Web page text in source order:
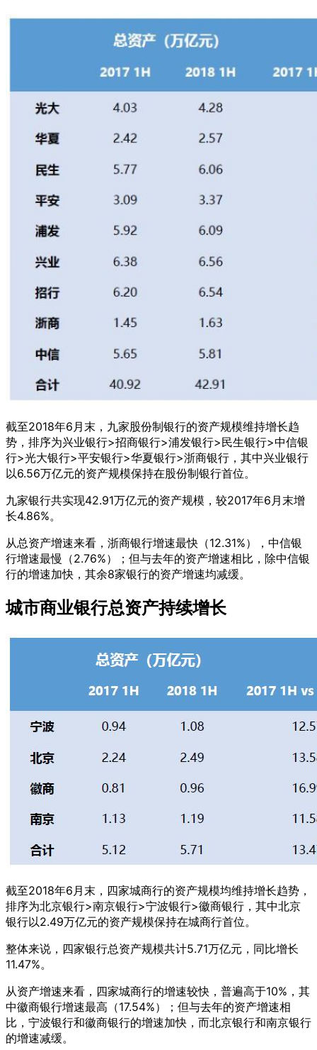
截至2018年6月末，九家股份制银行的资产规模维持增长趋
势，排序为兴业银行>招商银行>浦发银行>民生银行>中信银
行>光大银行>平安银行>华夏银行>浙商银行，其中兴业银行
以6.56万亿元的资产规模保持在股份制银行首位。
九家银行共实现42.91万亿元的资产规模，较2017年6月末增
长4.86%。
从总资产增速来看，浙商银行增速最快（12.31%），中信银
行增速最慢（2.76%）；但与去年的资产增速相比，除中信银
行的增速加快，其余8家银行的资产增速均减缓。
城市商业银行总资产持续增长
截至2018年6月末，四家城商行的资产规模均维持增长趋势，
排序为北京银行>南京银行>宁波银行>徽商银行，其中北京
银行以2.49万亿元的资产规模保持在城商行首位。
整体来说，四家银行总资产规模共计5.71万亿元，同比增长
11.47%。
从资产增速来看，四家城商行的增速较快，普遍高于10%，其
中徽商银行增速最高（17.54%）；但与去年的资产增速相
比，宁波银行和徽商银行的增速加快，而北京银行和南京银行
的增速减缓。